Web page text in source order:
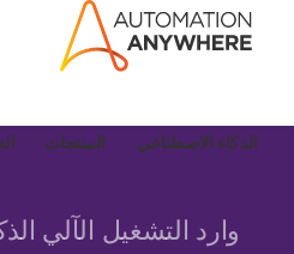
الذكاء الاصطناعي المنتجات
وارد التشغيل الآلي